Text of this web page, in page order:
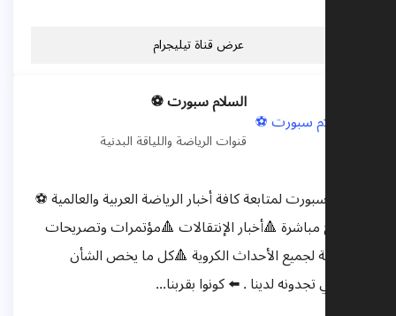
عرض قناة تيليجرام
السلام سبورت ⚽️
قنوات الرياضة واللياقة البدنية
السلام سبورت لمتابعة كافة أخبار الرياضة العربية والعالمية ⚽️
🔺️نتائج مباشرة 🔺️أخبار الإنتقالات 🔺️مؤتمرات وتصريحات
🔺️تغطية لجميع الأحداث الكروية 🔺️كل ما يخص الشأن
الرياضي تجدونه لدينا . ⬅️ كونوا بقربنا...